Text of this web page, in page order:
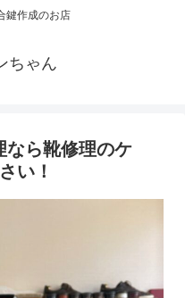
作成のお店
ちゃん
ら靴修理のケ
い！